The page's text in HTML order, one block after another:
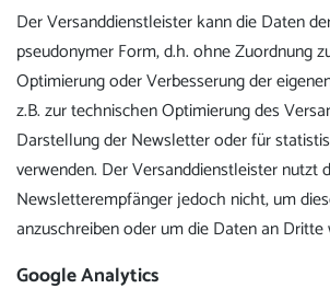
Der Versanddienstleister kann die Daten
pseudonymer Form, d.h. ohne Zuordnung
Optimierung oder Verbesserung der
z.B. zur technischen Optimierung des
Darstellung der Newsletter oder für
verwenden. Der Versanddienstleister nutzt
Newsletterempfänger jedoch nicht, um
anzuschreiben oder um die Daten an Dritte
Google Analytics